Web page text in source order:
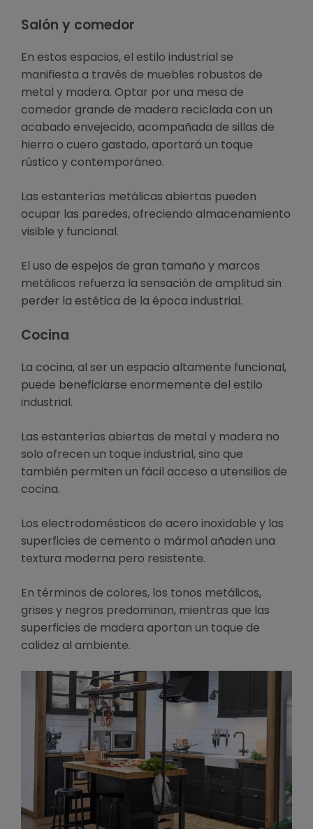
Salón y comedor
En estos espacios, el estilo industrial se
manifiesta a través de muebles robustos de
metal y madera. Optar por una mesa de
comedor grande de madera reciclada con un
acabado envejecido, acompañada de sillas de
hierro o cuero gastado, aportará un toque
rústico y contemporáneo.
Las estanterías metálicas abiertas pueden
ocupar las paredes, ofreciendo almacenamiento
visible y funcional.
El uso de espejos de gran tamaño y marcos
metálicos refuerza la sensación de amplitud sin
perder la estética de la época industrial.
Cocina
La cocina, al ser un espacio altamente funcional,
puede beneficiarse enormemente del estilo
industrial.
Las estanterías abiertas de metal y madera no
solo ofrecen un toque industrial, sino que
también permiten un fácil acceso a utensilios de
cocina.
Los electrodomésticos de acero inoxidable y las
superficies de cemento o mármol añaden una
textura moderna pero resistente.
En términos de colores, los tonos metálicos,
grises y negros predominan, mientras que las
superficies de madera aportan un toque de
calidez al ambiente.